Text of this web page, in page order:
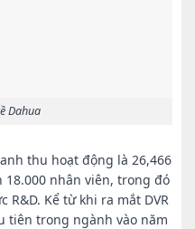
Dahua
thu hoạt động là 26,466
18.000 nhân viên, trong đó
R&D. Kể từ khi ra mắt DVR
tiên trong ngành vào năm